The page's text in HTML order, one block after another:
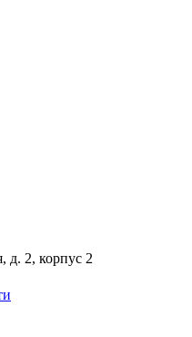
д. 2, корпус 2